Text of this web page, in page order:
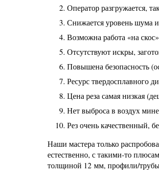
Оператор разгружается,
Снижается уровень шума
Возможна работа «на
Отсутствуют искры,
Повышена безопасность
Ресурс твердосплавного
Цена реза самая низкая
Нет выброса в воздух
Рез очень качественный,
Наши мастера только
естественно, с такими-то
толщиной 12 мм, профили/трубы